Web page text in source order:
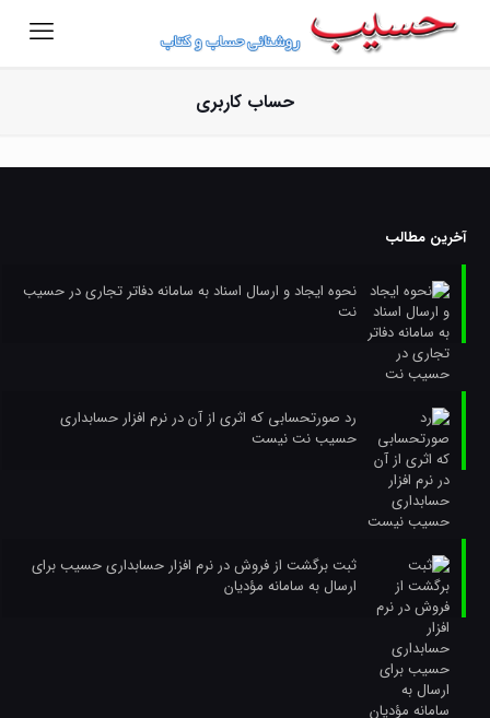
حساب کاربری
آخرین مطالب
نحوه ایجاد و ارسال اسناد به سامانه دفاتر تجاری در حسیب
نت
رد صورتحسابی که اثری از آن در نرم افزار حسابداری
حسیب نت نیست
ثبت برگشت از فروش در نرم افزار حسابداری حسیب برای
ارسال به سامانه مؤدیان